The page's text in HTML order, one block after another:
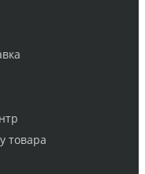
товара